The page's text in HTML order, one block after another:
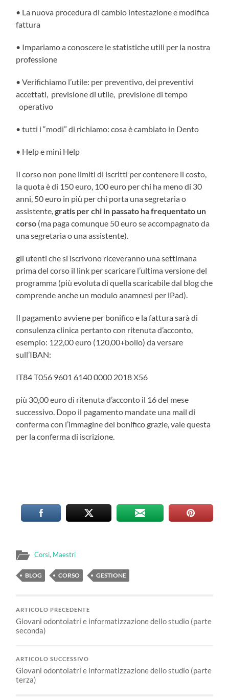
• La nuova procedura di cambio intestazione e modifica
fattura
• Impariamo a conoscere le statistiche utili per la nostra
professione
• Verifichiamo l’utile: per preventivo, dei preventivi
accettati, previsione di utile, previsione di tempo
operativo
• tutti i “modi” di richiamo: cosa è cambiato in Dento
• Help e mini Help
Il corso non pone limiti di iscritti per contenere il costo,
la quota è di 150 euro, 100 euro per chi ha meno di 30
anni, 50 euro in più per chi porta una segretaria o
assistente,gratis per chi in passato ha frequentato un
corso (ma paga comunque 50 euro se accompagnato da
una segretaria o una assistente).
gli utenti che si iscrivono riceveranno una settimana
prima del corso il link per scaricare l’ultima versione del
programma (più evoluta di quella scaricabile dal blog che
comprende anche un modulo anamnesi per iPad).
Il pagamento avviene per bonifico e la fattura sarà di
consulenza clinica pertanto con ritenuta d’acconto,
esempio: 122,00 euro (120,00+bollo) da versare
sull’IBAN:
IT84 T056 9601 6140 0000 2018 X56
più 30,00 euro di ritenuta d’acconto il 16 del mese
successivo. Dopo il pagamento mandate una mail di
conferma con l’immagine del bonifico grazie, vale questa
per la conferma di iscrizione.
Corsi, Maestri
BLOG CORSO GESTIONE
ARTICOLO PRECEDENTE
Giovani odontoiatri e informatizzazione dello studio (parte
seconda)
ARTICOLO SUCCESSIVO
Giovani odontoiatri e informatizzazione dello studio (parte
terza)